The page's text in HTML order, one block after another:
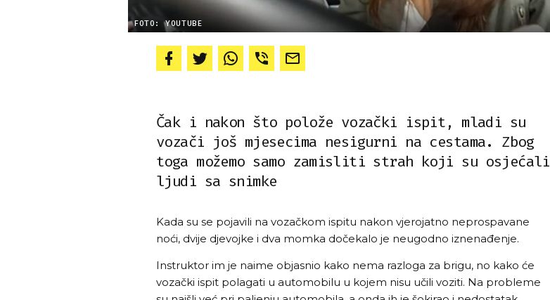
FOTO: YOUTUBE
Čak i nakon što polože vozački ispit, mladi su
vozači još mjesecima nesigurni na cestama. Zbog
toga možemo samo zamisliti strah koji su osjećali
ljudi sa snimke
Kada su se pojavili na vozačkom ispitu nakon vjerojatno neprospavane
noći, dvije djevojke i dva momka dočekalo je neugodno iznenađenje.
Instruktor im je naime objasnio kako nema razloga za brigu, no kako će
vozački ispit polagati u automobilu u kojem nisu učili voziti. Na probleme